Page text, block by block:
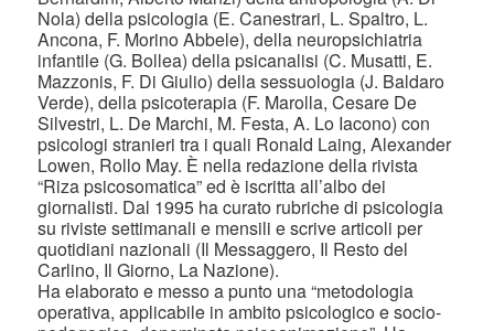
Nola) della psicologia (E. Canestrari, L. Spaltro, L.
Ancona, F. Morino Abbele), della neuropsichiatria
infantile (G. Bollea) della psicanalisi (C. Musatti, E.
Mazzonis, F. Di Giulio) della sessuologia (J. Baldaro
Verde), della psicoterapia (F. Marolla, Cesare De
Silvestri, L. De Marchi, M. Festa, A. Lo Iacono) con
psicologi stranieri tra i quali Ronald Laing, Alexander
Lowen, Rollo May. È nella redazione della rivista
“Riza psicosomatica” ed è iscritta all’albo dei
giornalisti. Dal 1995 ha curato rubriche di psicologia
su riviste settimanali e mensili e scrive articoli per
quotidiani nazionali (Il Messaggero, Il Resto del
Carlino, Il Giorno, La Nazione).
Ha elaborato e messo a punto una “metodologia
operativa, applicabile in ambito psicologico e socio-